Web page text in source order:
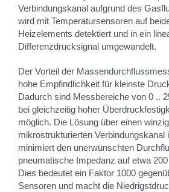
Verbindungskanal aufgrund des
wird mit Temperatursensoren auf
Heizelements detektiert und in ein
Differenzdrucksignal umgewandelt.
Der Vorteil der
hohe Empfindlichkeit für kleinste
Dadurch sind Messbereiche von 0 ..
bei gleichzeitig hoher
möglich. Die Lösung über einen
mikrostrukturierten Verbindungskanal
minimiert den unerwünschten
pneumatische Impedanz auf etwa
Dies bedeutet ein Faktor 1000
Sensoren und macht die